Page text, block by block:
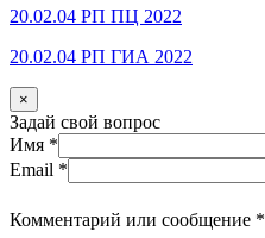
20.02.04 РП ПЦ 2022
20.02.04 РП ГИА 2022
×
Задай свой вопрос
Имя *
Email *
Комментарий или сообщение *